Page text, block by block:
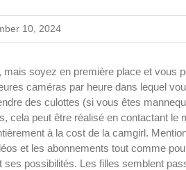
10, 2024
soyez en première place et vous
caméras par heure dans lequel
des culottes (si vous êtes
cela peut être réalisé en contactant le
à la cost de la camgirl.
et les abonnements tout comme
possibilités. Les filles semblent